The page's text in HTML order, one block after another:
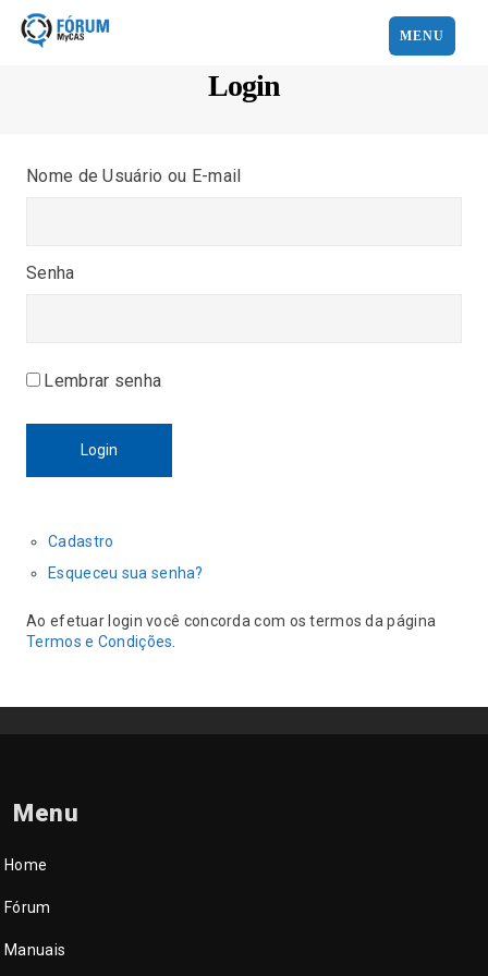
MENU
Login
Nome de Usuário ou E-mail
Senha
Lembrar senha
Login
Cadastro
Esqueceu sua senha?
Ao efetuar login você concorda com os termos da página
Termos e Condições
Menu
Home
Fórum
Manuais